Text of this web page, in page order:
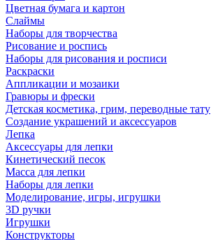
Цветная бумага и картон
Слаймы
Наборы для творчества
Рисование и роспись
Наборы для рисования и росписи
Раскраски
Аппликации и мозаики
Гравюры и фрески
Детская косметика, грим, переводные тату
Создание украшений и аксессуаров
Лепка
Аксессуары для лепки
Кинетический песок
Масса для лепки
Наборы для лепки
Моделирование, игры, игрушки
3D ручки
Игрушки
Конструкторы